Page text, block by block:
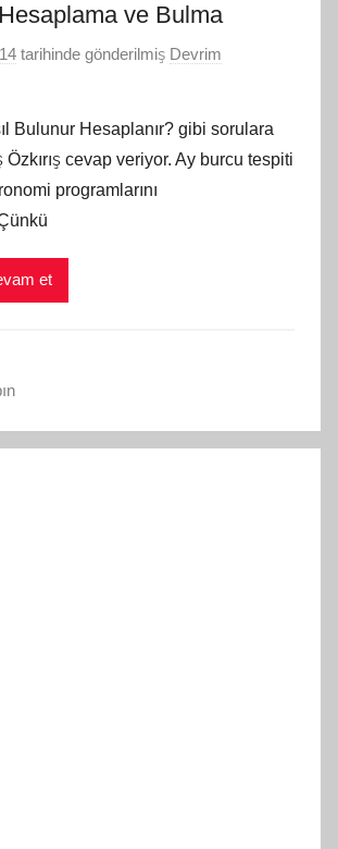
ve Bulma
tarihinde gönderilmiş Devrim
Bulunur Hesaplanır? gibi sorulara
Özkırış cevap veriyor. Ay burcu tespiti
programlarını
et